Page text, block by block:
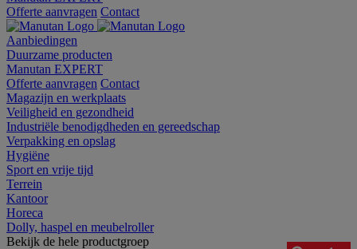
Offerte aanvragen Contact
Aanbiedingen
Duurzame producten
Manutan EXPERT
Offerte aanvragen Contact
Magazijn en werkplaats
Veiligheid en gezondheid
Industriële benodigdheden en gereedschap
Verpakking en opslag
Hygiëne
Sport en vrije tijd
Terrein
Kantoor
Horeca
Dolly, haspel en meubelroller
Bekijk de hele productgroep